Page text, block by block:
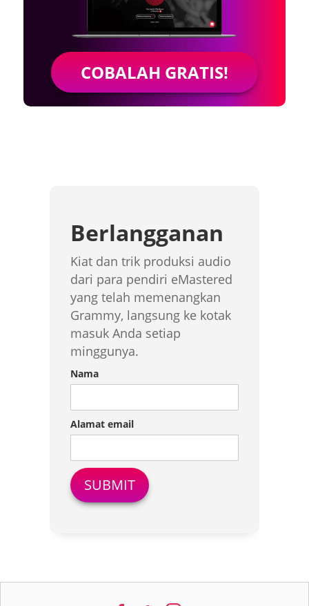
COBALAH GRATIS!
Berlangganan
Kiat dan trik produksi audio
dari para pendiri eMastered
yang telah memenangkan
Grammy, langsung ke kotak
masuk Anda setiap
minggunya.
Nama
Alamat email